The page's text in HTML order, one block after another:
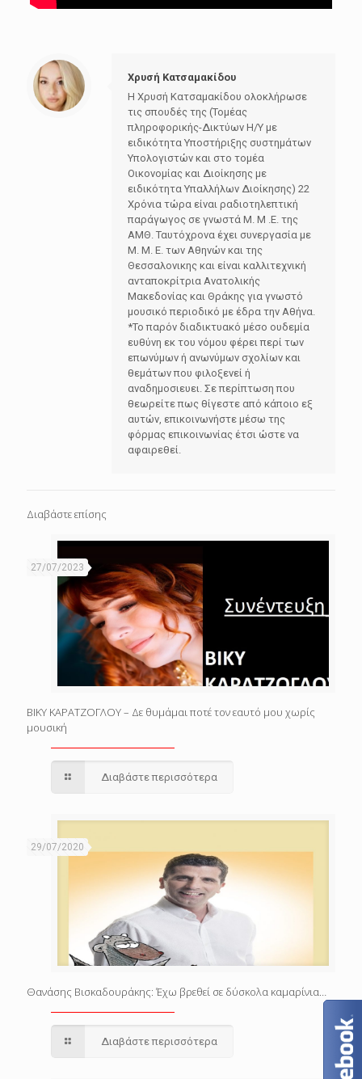
Χρυσή Κατσαμακίδου
Η Χρυσή Κατσαμακίδου ολοκλήρωσε
τις σπουδές της (Τομέας
πληροφορικής-Δικτύων Η/Υ με
ειδικότητα Υποστήριξης συστημάτων
Υπολογιστών και στο τομέα
Οικονομίας και Διοίκησης με
ειδικότητα Υπαλλήλων Διοίκησης) 22
Χρόνια τώρα είναι ραδιοτηλεπτική
παράγωγος σε γνωστά Μ. Μ .Ε. της
ΑΜΘ. Ταυτόχρονα έχει συνεργασία με
Μ. Μ. Ε. των Αθηνών και της
Θεσσαλονικης και είναι καλλιτεχνική
ανταποκρίτρια Ανατολικής
Μακεδονίας και Θράκης για γνωστό
μουσικό περιοδικό με έδρα την Αθήνα.
*Το παρόν διαδικτυακό μέσο ουδεμία
ευθύνη εκ του νόμου φέρει περί των
επωνύμων ή ανωνύμων σχολίων και
θεμάτων που φιλοξενεί ή
αναδημοσιευει. Σε περίπτωση που
θεωρείτε πως θίγεστε από κάποιο εξ
αυτών, επικοινωνήστε μέσω της
φόρμας επικοινωνίας έτσι ώστε να
αφαιρεθεί.
Διαβάστε επίσης
27/07/2023
ΒΙΚΥ ΚΑΡΑΤΖΟΓΛΟΥ – Δε θυμάμαι ποτέ τον εαυτό μου χωρίς
μουσική
Διαβάστε περισσότερα
29/07/2020
Θανάσης Βισκαδουράκης: Έχω βρεθεί σε δύσκολα καμαρίνια…
Διαβάστε περισσότερα